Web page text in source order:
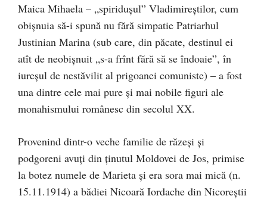
Maica Mihaela – „spiriduşul” Vladimireştilor, cum
obişnuia să-i spună nu fără simpatie Patriarhul
Justinian Marina (sub care, din păcate, destinul ei
atît de neobişnuit „s-a frînt fără să se îndoaie”, în
iureşul de nestăvilit al prigoanei comuniste) – a fost
una dintre cele mai pure şi mai nobile figuri ale
monahismului românesc din secolul XX.
Provenind dintr-o veche familie de răzeşi şi
podgoreni avuţi din ţinutul Moldovei de Jos, primise
la botez numele de Marieta şi era sora mai mică (n.
15.11.1914) a bădiei Nicoară Iordache din Nicoreştii